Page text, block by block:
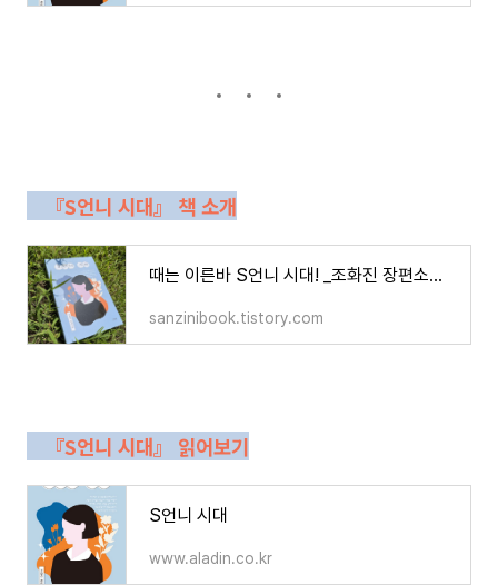
『S언니 시대』 책 소개
때는 이른바 S언니 시대! _조화진 장편소설 『S언니 시대』 책소개
sanzinibook.tistory.com
『S언니 시대』 읽어보기
S언니 시대
www.aladin.co.kr